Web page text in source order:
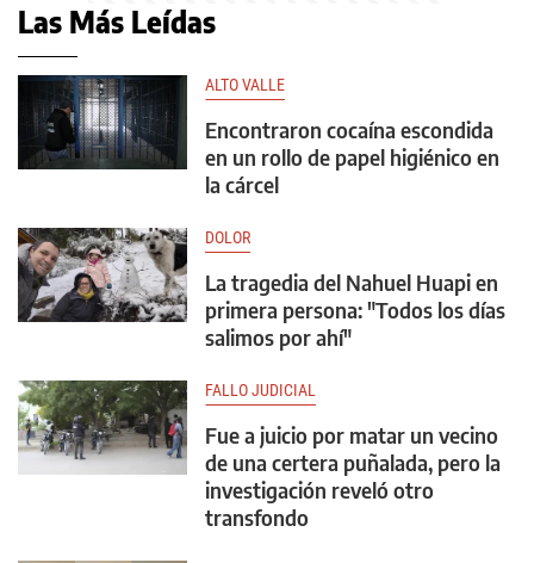
Las Más Leídas
ALTO VALLE
Encontraron cocaína escondida
en un rollo de papel higiénico en
la cárcel
DOLOR
La tragedia del Nahuel Huapi en
primera persona: "Todos los días
salimos por ahí"
FALLO JUDICIAL
Fue a juicio por matar un vecino
de una certera puñalada, pero la
investigación reveló otro
transfondo